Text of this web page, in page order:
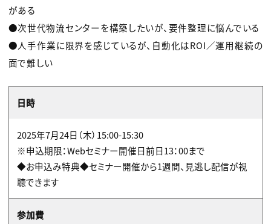
がある
●次世代物流センターを構築したいが、要件整理に悩んでいる
●人手作業に限界を感じているが、自動化はROI／運用継続の
面で難しい
日時
2025年7月24日（木）15:00-15:30
※申込期限：Webセミナー開催日前日13：00まで
◆お申込み特典◆セミナー開催から1週間、見逃し配信が視
聴できます
参加費